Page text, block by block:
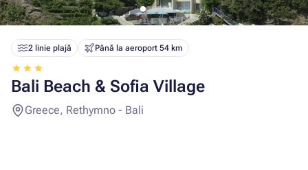
2 linie plajă Până la aeroport 54 km
Bali Beach & Sofia Village
Greece, Rethymno - Bali